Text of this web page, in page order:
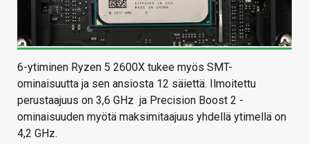
6-ytiminen Ryzen 5 2600X tukee myös SMT-
ominaisuutta ja sen ansiosta 12 säiettä. Ilmoitettu
perustaajuus on 3,6 GHz ja Precision Boost 2 -
ominaisuuden myötä maksimitaajuus yhdellä ytimellä on
4,2 GHz.